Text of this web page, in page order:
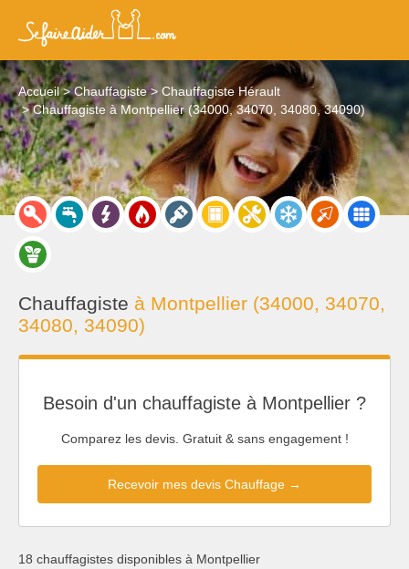
Accueil Chauffagiste
Chauffagiste Hérault
Chauffagiste à Montpellier (34000, 34070, 34080, 34090)
Chauffagiste à Montpellier (34000, 34070,
34080, 34090)
Besoin d'un chauffagiste à Montpellier ?
Comparez les devis. Gratuit & sans engagement !
Recevoir mes devis Chauffage →
18 chauffagistes disponibles à Montpellier